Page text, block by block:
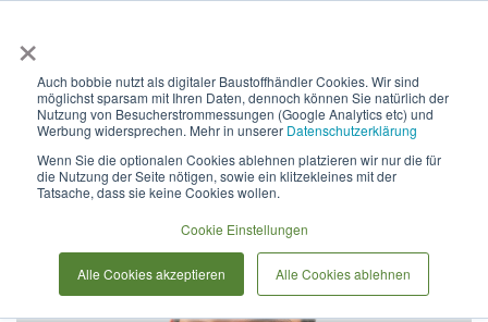
×
Auch bobbie nutzt als digitaler Baustoffhändler Cookies. Wir sind
möglichst sparsam mit Ihren Daten, dennoch können Sie natürlich der
Nutzung von Besucherstrommessungen (Google Analytics etc) und
Werbung widersprechen. Mehr in unserer Datenschutzerklärung
Wenn Sie die optionalen Cookies ablehnen platzieren wir nur die für
die Nutzung der Seite nötigen, sowie ein klitzekleines mit der
Tatsache, dass sie keine Cookies wollen.
Cookie Einstellungen
Alle Cookies akzeptieren Alle Cookies ablehnen
Unser Team